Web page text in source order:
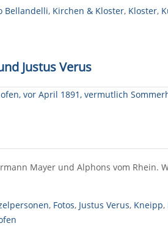
Bellandelli, Kirchen & Kloster, Kloster,
Justus Verus
Mayer und Alphons vom Rhein.
, Fotos, Justus Verus, Kneipp,